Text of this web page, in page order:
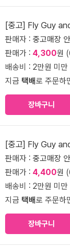
[중고] Fly Guy
판매자 : 중고매장
판매가 : 4,300원
배송비 : 2만원 미
지금 택배로 주문하
장바구니
[중고] Fly Guy
판매자 : 중고매장
판매가 : 4,400원
배송비 : 2만원 미
지금 택배로 주문하
장바구니